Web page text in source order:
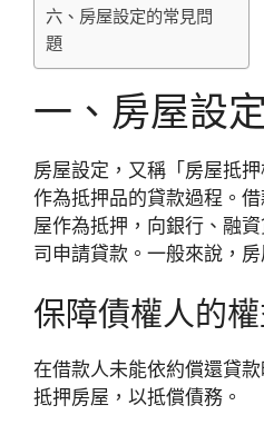
六、房屋設定的常見問
題
一、房屋設
房屋設定，又稱「房屋抵
作為抵押品的貸款過程。
屋作為抵押，向銀行、融
司申請貸款。一般來說，
保障債權人的
在借款人未能依約償還貸
抵押房屋，以抵償債務。